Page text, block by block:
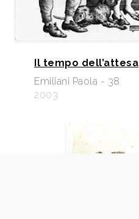
Il tempo dell’attesa
Emiliani Paola - 38
2003